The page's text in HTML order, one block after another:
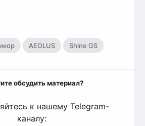
AEOLUS Shine GS
обсудить материал?
к нашему Telegram-
каналу: